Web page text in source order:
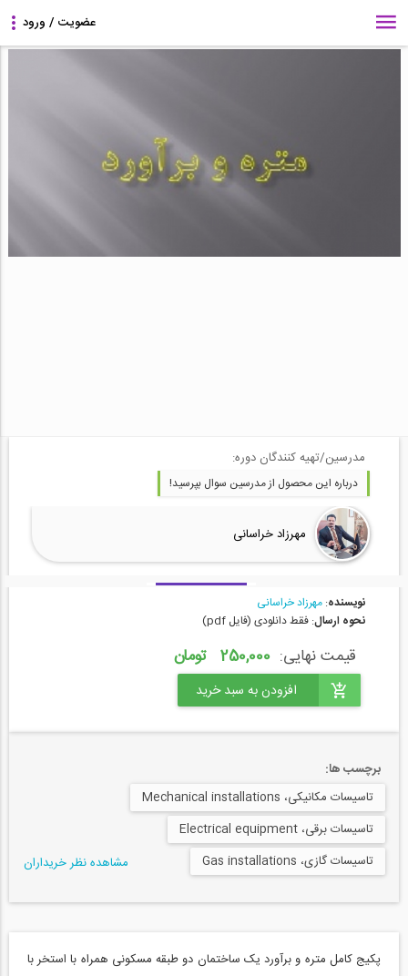
مدرسین/تهیه کنندگان دوره:
درباره این محصول از مدرسین سوال بپرسید!
مهرزاد خراسانی
نویسنده: مهرزاد خراسانی
نحوه ارسال: فقط دانلودی (فایل pdf)
قیمت نهایی: 250,000 تومان
ارسال سریع
برچسب ها:
تاسیسات مکانیکی، Mechanical installations
تاسیسات برقی، Electrical equipment
تاسیسات گازی، Gas installations
مشاهده نظر خریداران
پکیج کامل متره و برآورد یک ساختمان دو طبقه مسکونی همراه با استخر با